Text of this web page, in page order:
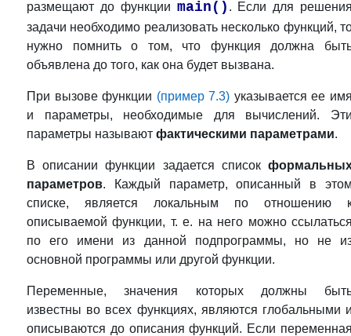
размещают до функции main() . Если для
задачи необходимо реализовать несколько функций,
нужно помнить о том, что функция должна
объявлена до того, как она будет вызвана.
При вызове функции (пример 7.3) указывается ее
и параметры, необходимые для вычислений.
параметры называют фактическими параметрами.
В описании функции задается список
параметров. Каждый параметр, описанный в
списке, является локальным по отношению
описываемой функции, т. е. на него можно
по его имени из данной подпрограммы, но не
основной программы или другой функции.
Переменные, значения которых должны
известны во всех функциях, являются глобальными
описываются до описания функций. Если